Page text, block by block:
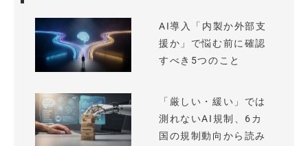
AI導入「内製か外部支
援か」で悩む前に確認
すべき5つのこと
「厳しい・緩い」では
測れないAI規制、6カ
国の規制動向から読み